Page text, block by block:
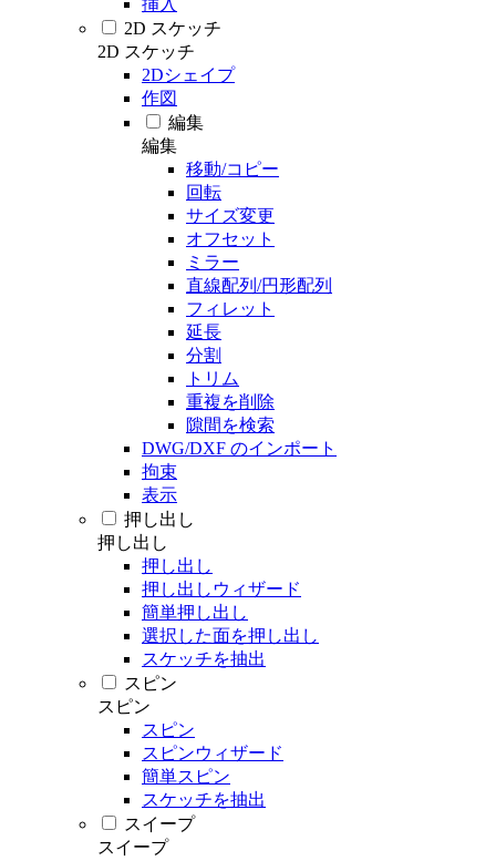
挿入
2D スケッチ
2D スケッチ
2Dシェイプ
作図
編集
編集
移動/コピー
回転
サイズ変更
オフセット
ミラー
直線配列/円形配列
フィレット
延長
分割
トリム
重複を削除
隙間を検索
DWG/DXF のインポート
拘束
表示
押し出し
押し出し
押し出し
押し出しウィザード
簡単押し出し
選択した面を押し出し
スケッチを抽出
スピン
スピン
スピン
スピンウィザード
簡単スピン
スケッチを抽出
スイープ
スイープ